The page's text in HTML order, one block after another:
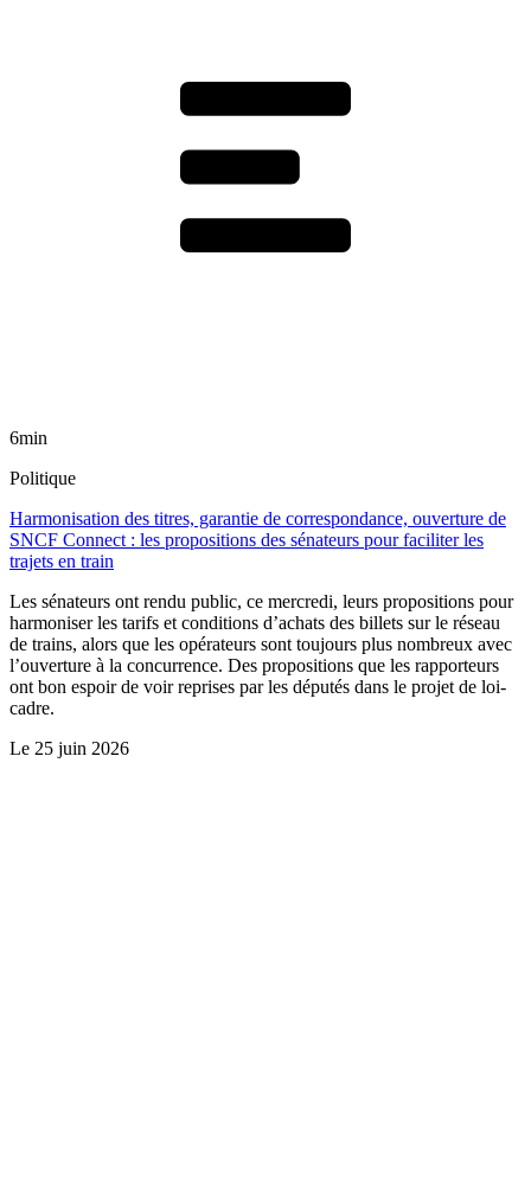
6min
Politique
Harmonisation des titres, garantie de correspondance, ouverture de
SNCF Connect : les propositions des sénateurs pour faciliter les
trajets en train
Les sénateurs ont rendu public, ce mercredi, leurs propositions pour
harmoniser les tarifs et conditions d’achats des billets sur le réseau
de trains, alors que les opérateurs sont toujours plus nombreux avec
l’ouverture à la concurrence. Des propositions que les rapporteurs
ont bon espoir de voir reprises par les députés dans le projet de loi-
cadre.
Le 25 juin 2026